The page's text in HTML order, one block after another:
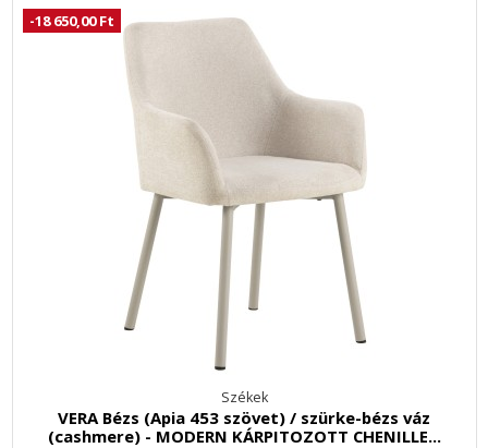
-18 650,00 Ft
Székek
VERA Bézs (Apia 453 szövet) / szürke-bézs váz
(cashmere) - MODERN KÁRPITOZOTT CHENILLE...